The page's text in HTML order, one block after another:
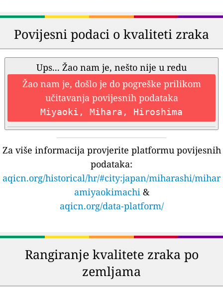
Povijesni podaci o kvaliteti zraka
Ups... Žao nam je, nešto nije u redu
Žao nam je, došlo je do pogreške prilikom
učitavanja povijesnih podataka
Miyaoki, Mihara, Hiroshima
Za više informacija provjerite platformu povijesnih
podataka:
aqicn.org/historical/hr/#city:japan/miharashi/mihar
amiyaokimachi&
aqicn.org/data-platform/
Rangiranje kvalitete zraka po
zemljama